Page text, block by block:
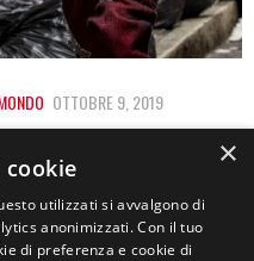
OTTOBRE 9, 2019
GRANDI
CHE UCCIDE
vestito da pagliaccio si
×
utilizzati si avvalgono di
anonimizzati. Con il tuo
di preferenza e cookie di